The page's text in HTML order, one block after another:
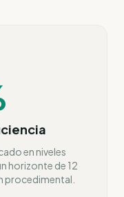
en niveles
horizonte de 12
procedimental.